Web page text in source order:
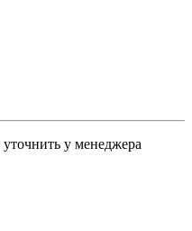
уточнить у менеджера